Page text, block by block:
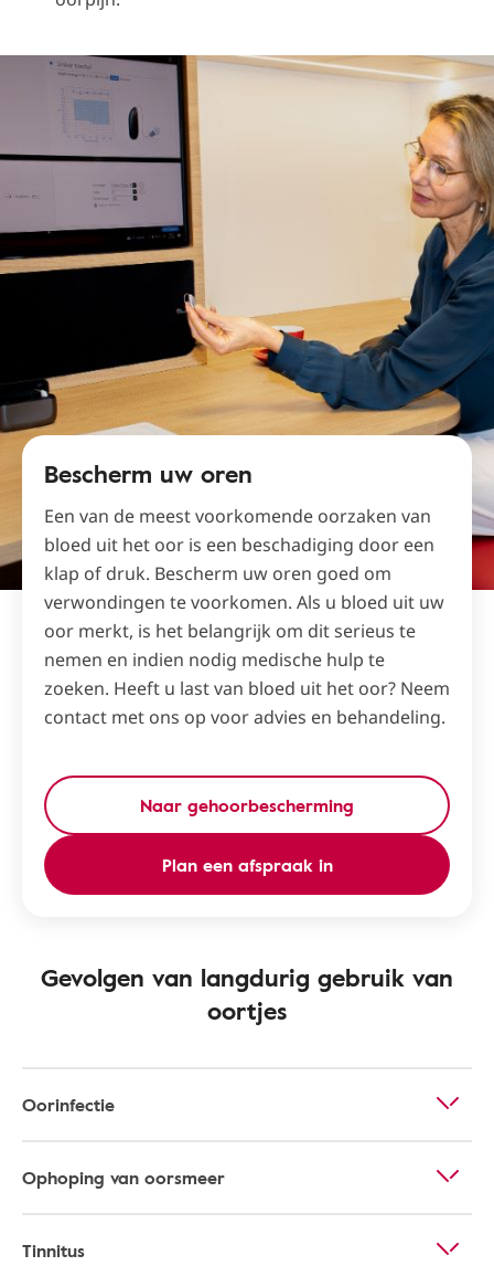
Bescherm uw oren
Een van de meest voorkomende oorzaken van
bloed uit het oor is een beschadiging door een
klap of druk. Bescherm uw oren goed om
verwondingen te voorkomen. Als u bloed uit uw
oor merkt, is het belangrijk om dit serieus te
nemen en indien nodig medische hulp te
zoeken. Heeft u last van bloed uit het oor? Neem
contact met ons op voor advies en behandeling.
Naar gehoorbescherming
Plan een afspraak in
Gevolgen van langdurig gebruik van
oortjes
Oorinfectie
Ophoping van oorsmeer
Tinnitus